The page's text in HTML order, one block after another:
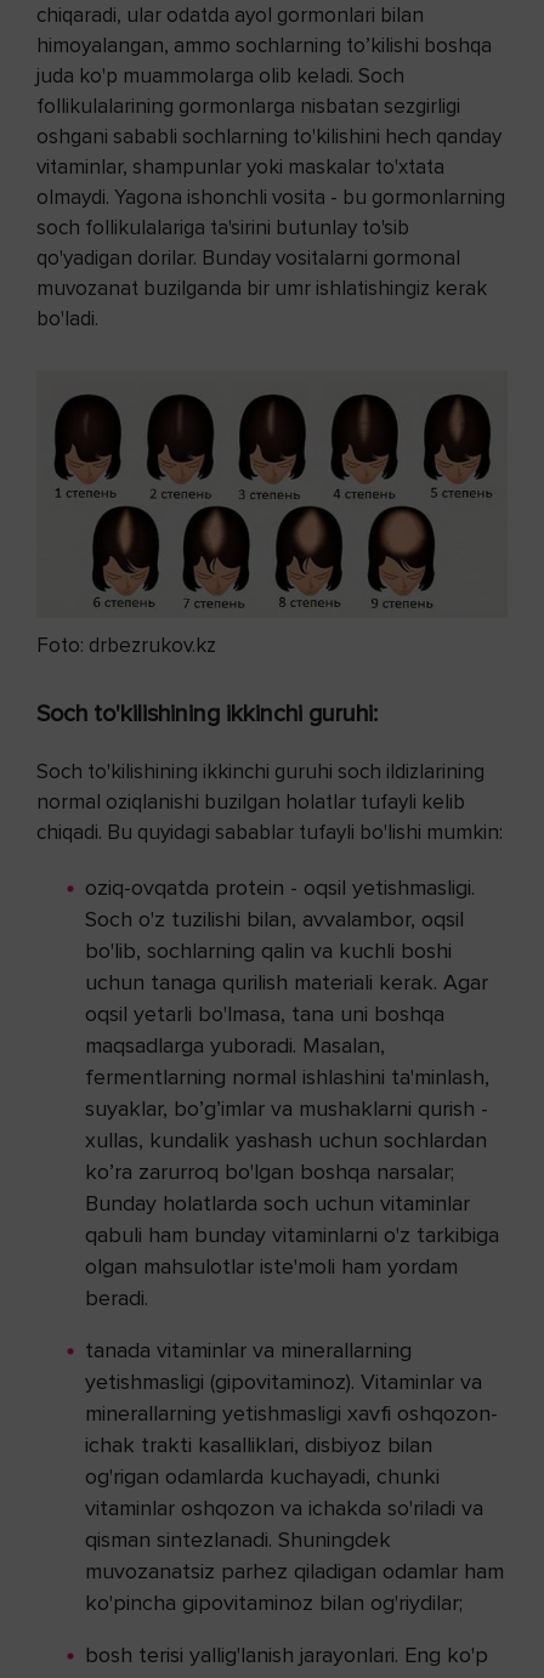
chiqaradi, ular odatda ayol gormonlari bilan
himoyalangan, ammo sochlarning to’kilishi boshqa
juda ko'p muammolarga olib keladi. Soch
follikulalarining gormonlarga nisbatan sezgirligi
oshgani sababli sochlarning to'kilishini hech qanday
vitaminlar, shampunlar yoki maskalar to'xtata
olmaydi. Yagona ishonchli vosita - bu gormonlarning
soch follikulalariga ta'sirini butunlay to'sib
qo'yadigan dorilar. Bunday vositalarni gormonal
muvozanat buzilganda bir umr ishlatishingiz kerak
bo'ladi.
Foto: drbezrukov.kz
Soch to'kilishining ikkinchi guruhi:
Soch to'kilishining ikkinchi guruhi soch ildizlarining
normal oziqlanishi buzilgan holatlar tufayli kelib
chiqadi. Bu quyidagi sabablar tufayli bo'lishi mumkin:
oziq-ovqatda protein - oqsil yetishmasligi.
Soch o'z tuzilishi bilan, avvalambor, oqsil
bo'lib, sochlarning qalin va kuchli boshi
uchun tanaga qurilish materiali kerak. Agar
oqsil yetarli bo'lmasa, tana uni boshqa
maqsadlarga yuboradi. Masalan,
fermentlarning normal ishlashini ta'minlash,
suyaklar, bo’g’imlar va mushaklarni qurish -
xullas, kundalik yashash uchun sochlardan
ko’ra zarurroq bo'lgan boshqa narsalar;
Bunday holatlarda soch uchun vitaminlar
qabuli ham bunday vitaminlarni o'z tarkibiga
olgan mahsulotlar iste'moli ham yordam
beradi.
tanada vitaminlar va minerallarning
yetishmasligi (gipovitaminoz). Vitaminlar va
minerallarning yetishmasligi xavfi oshqozon-
ichak trakti kasalliklari, disbiyoz bilan
og'rigan odamlarda kuchayadi, chunki
vitaminlar oshqozon va ichakda so'riladi va
qisman sintezlanadi. Shuningdek
muvozanatsiz parhez qiladigan odamlar ham
ko'pincha gipovitaminoz bilan og'riydilar;
bosh terisi yallig'lanish jarayonlari. Eng ko'p